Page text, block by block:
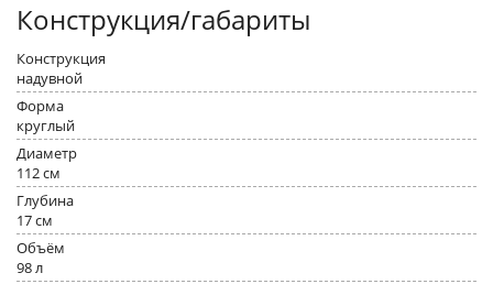
Конструкция/габариты
Конструкция
надувной
Форма
круглый
Диаметр
112 см
Глубина
17 см
Объём
98 л